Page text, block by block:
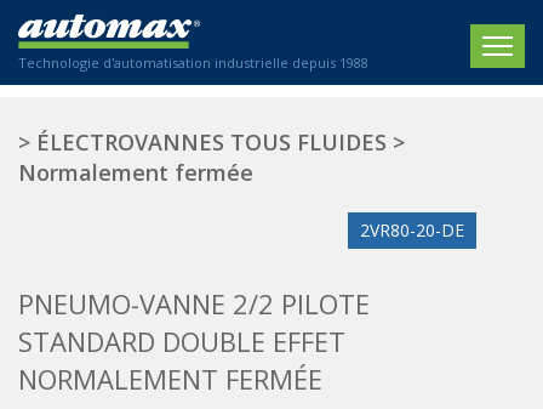
Technologie d'automatisation industrielle depuis 1988
ACCUEIL
SOCIÉTÉ
Actionneurs électriques
Actionneurs standardisés
SECTEURS
Agriculture
Emballage / Étiquetage
CONTACT
> ÉLECTROVANNES TOUS FLUIDES >
Normalement fermée
2VR80-20-DE
PNEUMO-VANNE 2/2 PILOTE
STANDARD DOUBLE EFFET
NORMALEMENT FERMÉE